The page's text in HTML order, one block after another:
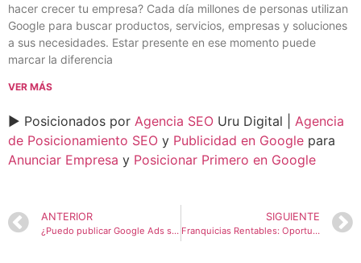
hacer crecer tu empresa? Cada día millones de personas utilizan
Google para buscar productos, servicios, empresas y soluciones
a sus necesidades. Estar presente en ese momento puede
marcar la diferencia
VER MÁS
► Posicionados por Agencia SEO Uru Digital | Agencia
de Posicionamiento SEO y Publicidad en Google para
Anunciar Empresa y Posicionar Primero en Google
ANTERIOR
¿Puedo publicar Google Ads sin tener una empresa registrada?
SIGUIENTE
Franquicias Rentables: Oportunidades de Inversión en 2024